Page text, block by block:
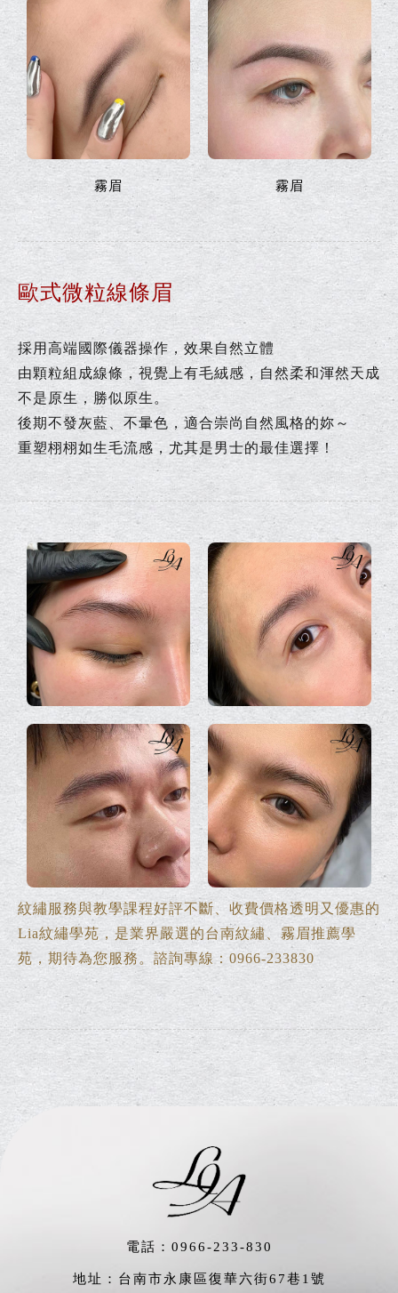
霧眉 霧眉
歐式微粒線條眉
採用高端國際儀器操作，效果自然立體
由顆粒組成線條，視覺上有毛絨感，自然柔和渾然天成
不是原生，勝似原生。
後期不發灰藍、不暈色，適合崇尚自然風格的妳～
重塑栩栩如生毛流感，尤其是男士的最佳選擇！
紋繡服務與教學課程好評不斷、收費價格透明又優惠的
Lia紋繡學苑，是業界嚴選的台南紋繡、霧眉推薦學
苑，期待為您服務。諮詢專線：0966-233830
友情： 台南永康紋繡
電話： 0966-233-830
地址：台南市永康區復華六街67巷1號